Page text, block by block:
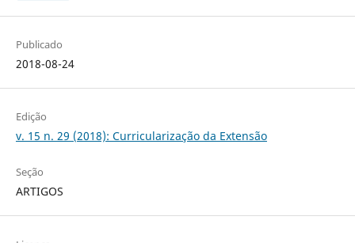
Publicado
2018-08-24
Edição
v. 15 n. 29 (2018): Curricularização da Extensão
Seção
ARTIGOS